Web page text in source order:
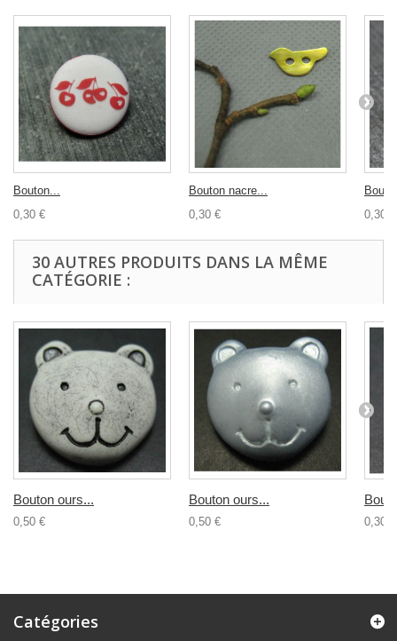
Bouton...
0,30 €
Bouton nacre...
0,30 €
0,30 €
30 AUTRES PRODUITS DANS LA MÊME
CATÉGORIE :
Bouton ours...
0,50 €
Bouton ours...
0,50 € 0,30 €
Catégories